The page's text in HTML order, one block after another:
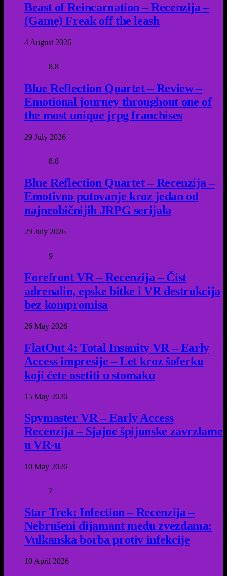
Beast of Reincarnation – Recenzija –
(Game) Freak off the leash
4 August 2026
8.8
Blue Reflection Quartet – Review –
Emotional journey throughout one of
the most unique jrpg franchises
29 July 2026
8.8
Blue Reflection Quartet – Recenzija –
Emotivno putovanje kroz jedan od
najneobičnijih JRPG serijala
29 July 2026
9
Forefront VR – Recenzija – Čist
adrenalin, epske bitke i VR destrukcija
bez kompromisa
26 May 2026
FlatOut 4: Total Insanity VR – Early
Access impresije – Let kroz šoferku
koji ćete osetiti u stomaku
15 May 2026
Spymaster VR – Early Access
Recenzija – Sjajne špijunske zavrzlame
u VR-u
10 May 2026
7
Star Trek: Infection – Recenzija –
Nebrušeni dijamant među zvezdama:
Vulkanska borba protiv infekcije
10 April 2026